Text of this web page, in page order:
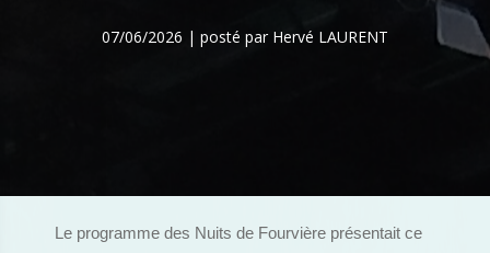
07/06/2026 | posté par Hervé LAURENT
Le programme des Nuits de Fourvière présentait ce